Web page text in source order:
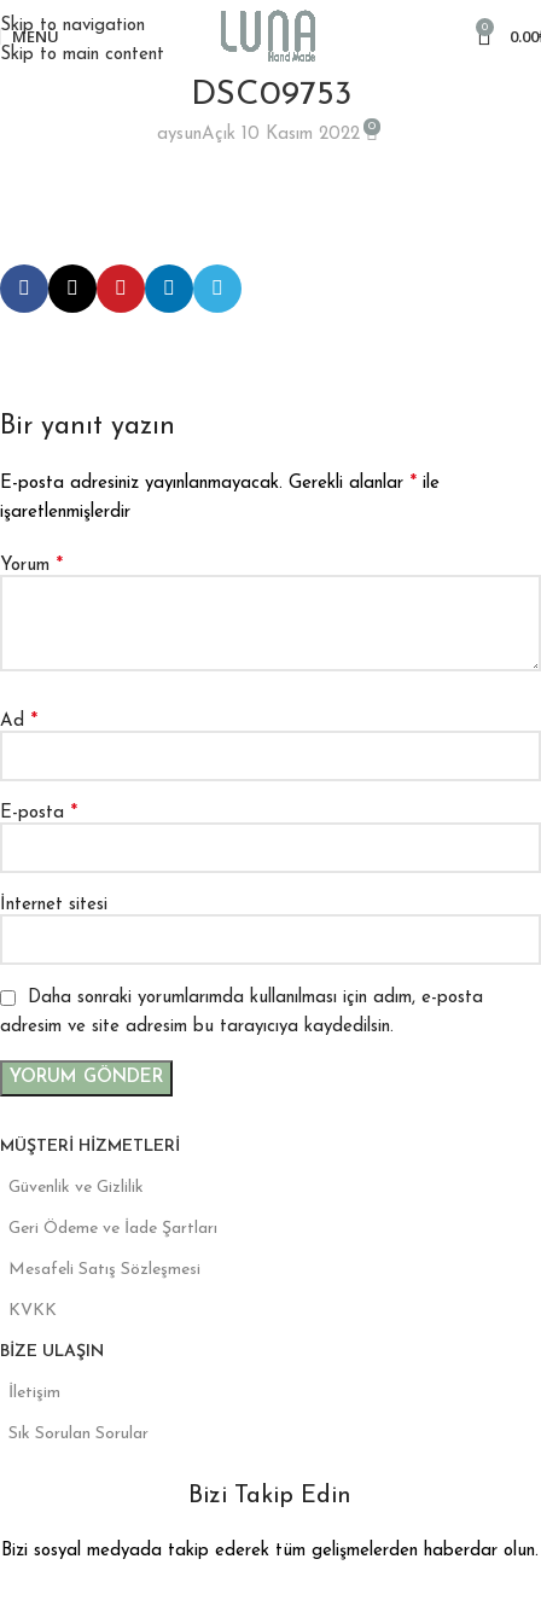
Skip to navigation
Skip to main content
MENÜ 0 0.00
DSC09753
aysunAçık 10 Kasım 2022 0
Bir yanıt yazın
E-posta adresiniz yayınlanmayacak. Gerekli alanlar * ile
işaretlenmişlerdir
Yorum *
Ad *
E-posta *
İnternet sitesi
Daha sonraki yorumlarımda kullanılması için adım, e-posta
adresim ve site adresim bu tarayıcıya kaydedilsin.
MÜŞTERI HIZMETLERI
Güvenlik ve Gizlilik
Geri Ödeme ve İade Şartları
Mesafeli Satış Sözleşmesi
KVKK
BIZE ULAŞIN
İletişim
Sık Sorulan Sorular
Bizi Takip Edin
Bizi sosyal medyada takip ederek tüm gelişmelerden haberdar olun.